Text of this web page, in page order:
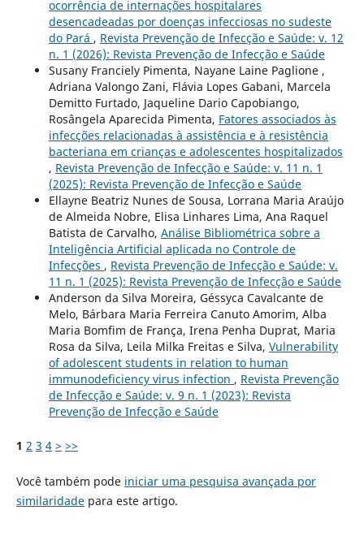
ocorrência de internações hospitalares
desencadeadas por doenças infecciosas no sudeste
do Pará , Revista Prevenção de Infecção e Saúde: v. 12
n. 1 (2026): Revista Prevenção de Infecção e Saúde
Susany Franciely Pimenta, Nayane Laine Paglione ,
Adriana Valongo Zani, Flávia Lopes Gabani, Marcela
Demitto Furtado, Jaqueline Dario Capobiango,
Rosângela Aparecida Pimenta, Fatores associados às
infecções relacionadas à assistência e à resistência
bacteriana em crianças e adolescentes hospitalizados
, Revista Prevenção de Infecção e Saúde: v. 11 n. 1
(2025): Revista Prevenção de Infecção e Saúde
Ellayne Beatriz Nunes de Sousa, Lorrana Maria Araújo
de Almeida Nobre, Elisa Linhares Lima, Ana Raquel
Batista de Carvalho, Análise Bibliométrica sobre a
Inteligência Artificial aplicada no Controle de
Infecções , Revista Prevenção de Infecção e Saúde: v.
11 n. 1 (2025): Revista Prevenção de Infecção e Saúde
Anderson da Silva Moreira, Géssyca Cavalcante de
Melo, Bárbara Maria Ferreira Canuto Amorim, Alba
Maria Bomfim de França, Irena Penha Duprat, Maria
Rosa da Silva, Leila Milka Freitas e Silva, Vulnerability
of adolescent students in relation to human
immunodeficiency virus infection , Revista Prevenção
de Infecção e Saúde: v. 9 n. 1 (2023): Revista
Prevenção de Infecção e Saúde
1 2 3 4 > >>
Você também pode iniciar uma pesquisa avançada por
similaridadepara este artigo.